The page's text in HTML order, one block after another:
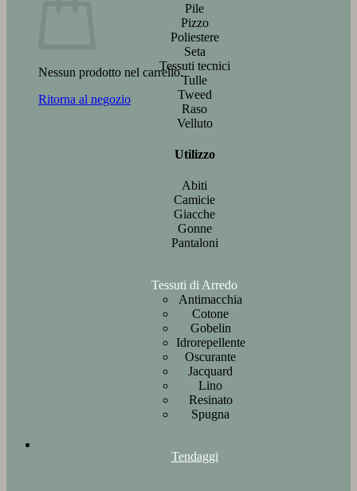
Nessun prodotto nel carrello.
Ritorna al negozio
Pile
Pizzo
Poliestere
Seta
Tessuti tecnici
Tulle
Tweed
Raso
Velluto
Utilizzo
Abiti
Camicie
Giacche
Gonne
Pantaloni
Tessuti di Arredo
Antimacchia
Cotone
Gobelin
Idrorepellente
Oscurante
Jacquard
Lino
Resinato
Spugna
Tendaggi